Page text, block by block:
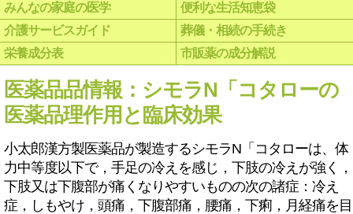
みんなの家庭の医学
便利な生活知恵袋
介護サービスガイド
葬儀・相続の手続き
栄養成分表
市販薬の成分解説
医薬品品情報：シモラN「コタローの
医薬品理作用と臨床効果
小太郎漢方製医薬品が製造するシモラN「コタローは、体
力中等度以下で，手足の冷えを感じ，下肢の冷えが強く，
下肢又は下腹部が痛くなりやすいものの次の諸症：冷え
症，しもやけ，頭痛，下腹部痛，腰痛，下痢，月経痛を目